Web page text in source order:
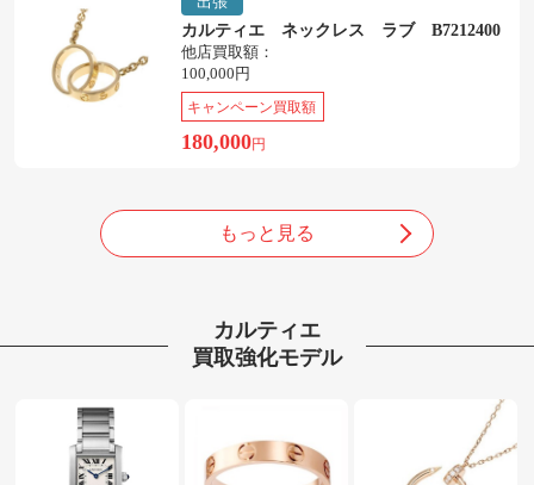
カルティエ ネックレス ラブ B7212400
他店買取額：
100,000円
キャンペーン買取額
180,000円
もっと見る
カルティエ
買取強化モデル